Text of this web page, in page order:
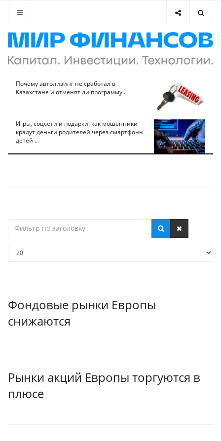
Почему автолизинг не сработал в
Казахстане и отменят ли программу...
Игры, соцсети и подарки: как мошенники
крадут деньги родителей через смартфоны
детей ...
по
Фондовые рынки Европы
снижаются
Рынки акций Европы торгуются в
плюсе